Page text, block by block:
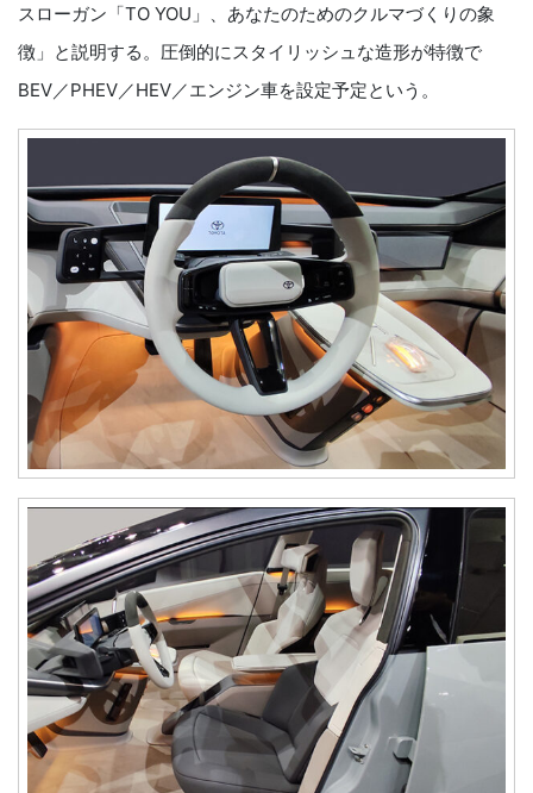
スローガン「TO YOU」、あなたのためのクルマづくりの象
徴」と説明する。圧倒的にスタイリッシュな造形が特徴で
BEV／PHEV／HEV／エンジン車を設定予定という。